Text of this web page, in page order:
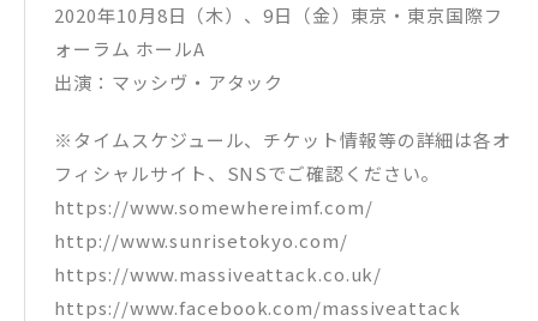
2020年10月8日（木）、9日（金）東京・東京国際フ
ォーラム ホールA
出演：マッシヴ・アタック
※タイムスケジュール、チケット情報等の詳細は各オ
フィシャルサイト、SNSでご確認ください。
https://www.somewhereimf.com/
http://www.sunrisetokyo.com/
https://www.massiveattack.co.uk/
https://www.facebook.com/massiveattack